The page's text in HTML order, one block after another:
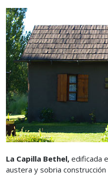
La Capilla Bethel, edificada
austera y sobria